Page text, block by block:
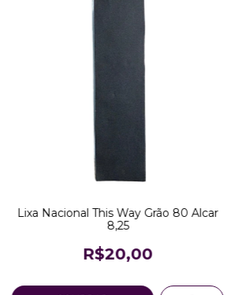
Lixa Nacional This Way Grão 80 Alcar
8,25
R$20,00